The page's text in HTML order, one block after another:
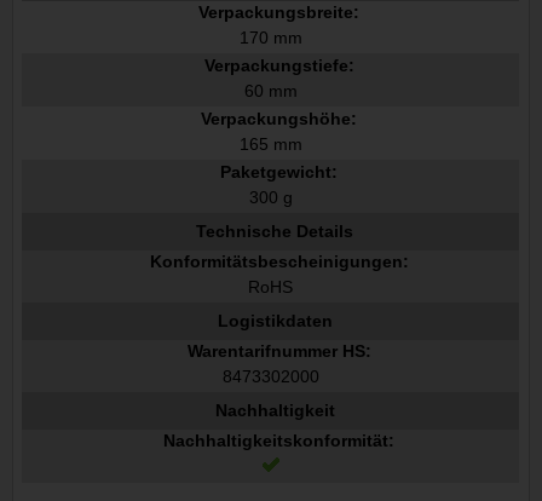
Verpackungsbreite:
170 mm
Verpackungstiefe:
60 mm
Verpackungshöhe:
165 mm
Paketgewicht:
300 g
Technische Details
Konformitätsbescheinigungen:
RoHS
Logistikdaten
Warentarifnummer HS:
8473302000
Nachhaltigkeit
Nachhaltigkeitskonformität: